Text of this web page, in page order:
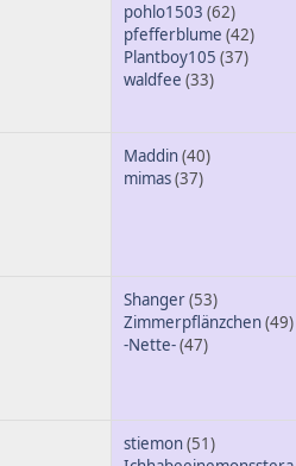
pohlo1503 (62)
pfefferblume (42)
Plantboy105 (37)
waldfee (33)
Maddin(40)
mimas(37)
Shanger(53)
Zimmerpflänzchen(49)
-Nette-(47)
stiemon(51)